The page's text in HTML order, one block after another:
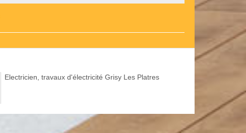
Electricien, travaux d'électricité Grisy Les Platres